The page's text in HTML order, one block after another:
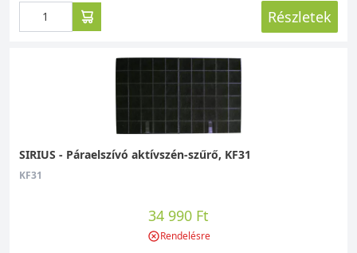
Részletek
SIRIUS - Páraelszívó aktívszén-szűrő, KF31
KF31
34 990 Ft
Rendelésre